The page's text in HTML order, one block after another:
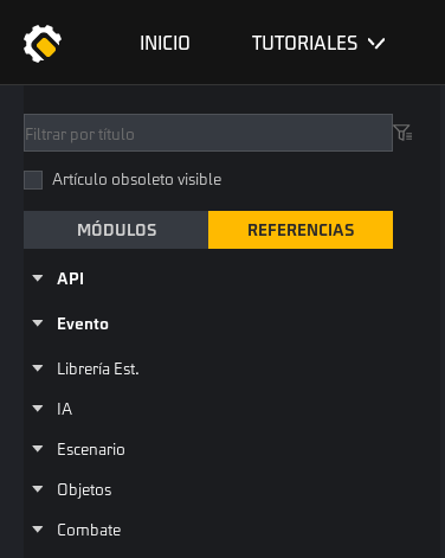
INICIO TUTORIALES
Artículo obsoleto visible
MÓDULOS REFERENCIAS
API
Evento
Librería Est.
IA
Escenario
Objetos
Combate